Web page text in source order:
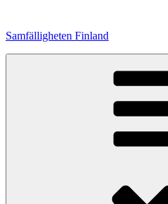
innehåll
Samfälligheten Finland